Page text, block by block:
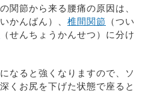
関節から来る腰痛の原因は、
かんばん）、 椎間関節
（つい
（せんちょうかんせつ）に分け
なると強くなりますので、ソ
くお尻を下げた状態で座ると